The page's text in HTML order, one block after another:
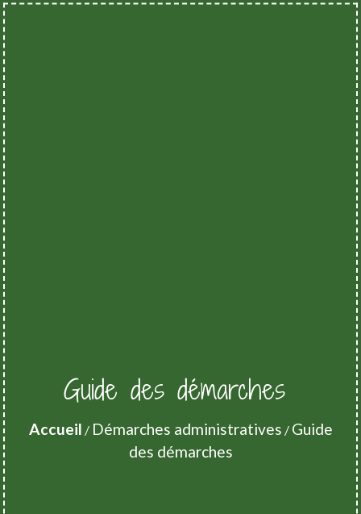
Guide des démarches
Accueil / Démarches administratives / Guide
des démarches